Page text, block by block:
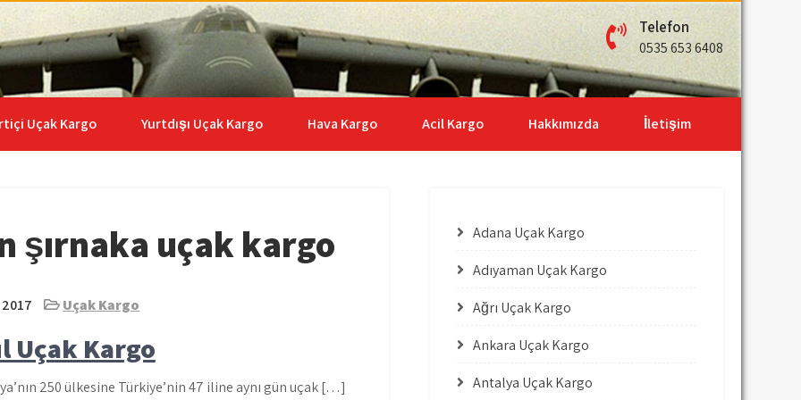
| 0535 653 6408
Telefon
0535 653 6408
Uçak Kargo Yurtdışı Uçak Kargo Hava Kargo Acil Kargo Hakkımızda İletişim
şırnaka uçak kargo
Uçak Kargo
Uçak Kargo
250 ülkesine Türkiye’nin 47 iline aynı gün uçak […]
Adana Uçak Kargo
Adıyaman Uçak Kargo
Ağrı Uçak Kargo
Ankara Uçak Kargo
Antalya Uçak Kargo